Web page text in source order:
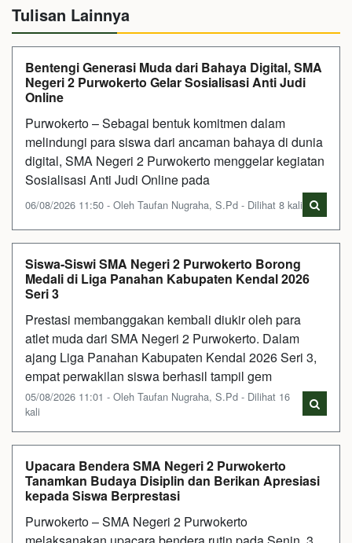
Tulisan Lainnya
Bentengi Generasi Muda dari Bahaya Digital, SMA
Negeri 2 Purwokerto Gelar Sosialisasi Anti Judi
Online
Purwokerto – Sebagai bentuk komitmen dalam
melindungi para siswa dari ancaman bahaya di dunia
digital, SMA Negeri 2 Purwokerto menggelar kegiatan
Sosialisasi Anti Judi Online pada
06/08/2026 11:50 - Oleh Taufan Nugraha, S.Pd - Dilihat 8 kali
Siswa-Siswi SMA Negeri 2 Purwokerto Borong
Medali di Liga Panahan Kabupaten Kendal 2026
Seri 3
Prestasi membanggakan kembali diukir oleh para
atlet muda dari SMA Negeri 2 Purwokerto. Dalam
ajang Liga Panahan Kabupaten Kendal 2026 Seri 3,
empat perwakilan siswa berhasil tampil gem
05/08/2026 11:01 - Oleh Taufan Nugraha, S.Pd - Dilihat 16
kali
Upacara Bendera SMA Negeri 2 Purwokerto
Tanamkan Budaya Disiplin dan Berikan Apresiasi
kepada Siswa Berprestasi
Purwokerto – SMA Negeri 2 Purwokerto